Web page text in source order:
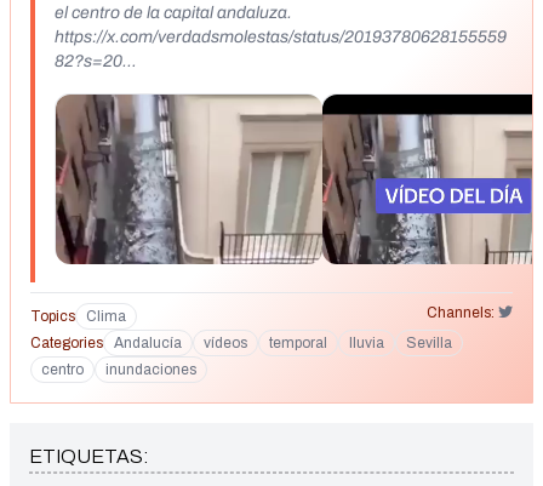
el centro de la capital andaluza.
https://x.com/verdadsmolestas/status/20193780628155559
82?s=20
278642998709526
Topics Clima
Channels:
Categories
Andalucía vídeos temporal lluvia
Sevilla
centro
inundaciones
ETIQUETAS: